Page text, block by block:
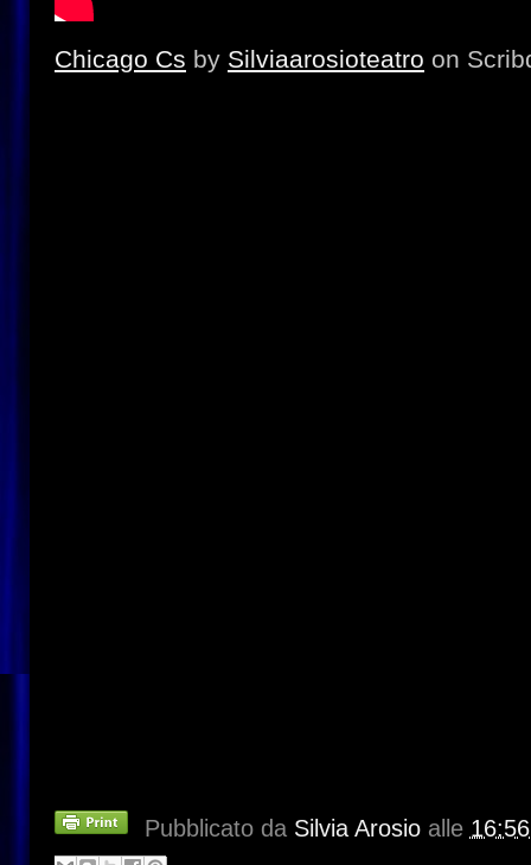
Chicago Cs by Silviaarosioteatro on
Pubblicato da Silvia Arosio alle